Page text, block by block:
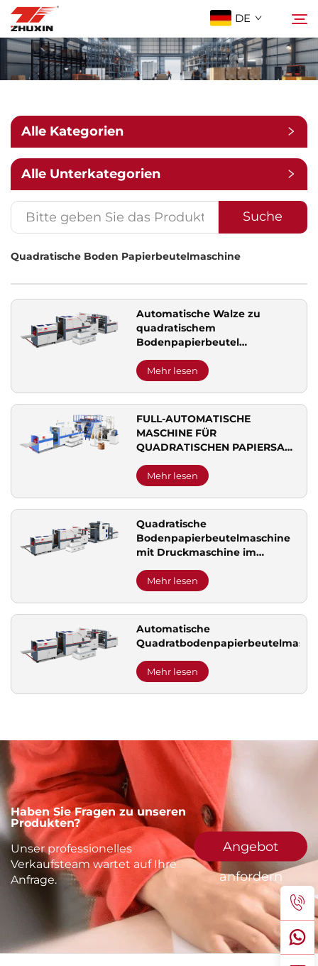
DE
Anwendungen
Unternehmen
Nachrichten
Kontakt
FAQ
Alle Kategorien
Alle Unterkategorien
Suche
Quadratische Boden Papierbeutelmaschine
Automatische Walze zu
quadratischem
Bodenpapierbeutel
Mehr lesen
FULL-AUTOMATISCHE
MASCHINE FÜR
QUADRATISCHEN PAPIERSACK
GRIFFBEFESTIGUNG
Mehr lesen
Quadratische
Bodenpapierbeutelmaschine
mit Druckmaschine im
Mehr lesen
Automatische
Mehr lesen
Haben Sie Fragen zu unseren
Produkten?
Unser professionelles
Verkaufsteam wartet auf Ihre
Anfrage.
Angebot
anfordern